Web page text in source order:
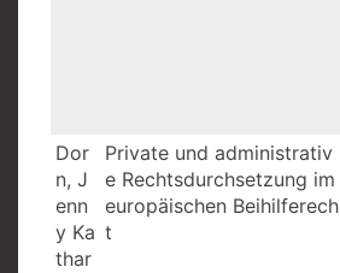
Dor
n, J
enn
y Ka
thar
Private und administrativ
e Rechtsdurchsetzung im
europäischen Beihilferech
t